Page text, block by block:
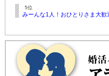
5位
みーんな1人！おひとりさま大